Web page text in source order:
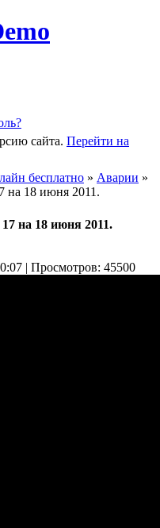
сайта. Перейти на
бесплатно » Аварии »
на 18 июня 2011.
на 18 июня 2011.
| Просмотров: 45500